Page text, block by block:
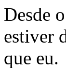
Desde
estiver
que eu.